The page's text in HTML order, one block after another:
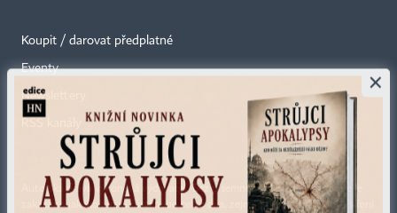
Koupit / darovat předplatné
Eventy
Newslettery
Autorská práva vykonává vydavatel. Bez písemného svolení vydavatele je
zakázáno jakékoli užití částí nebo celku díla, zejména rozmnožování a šíření
×